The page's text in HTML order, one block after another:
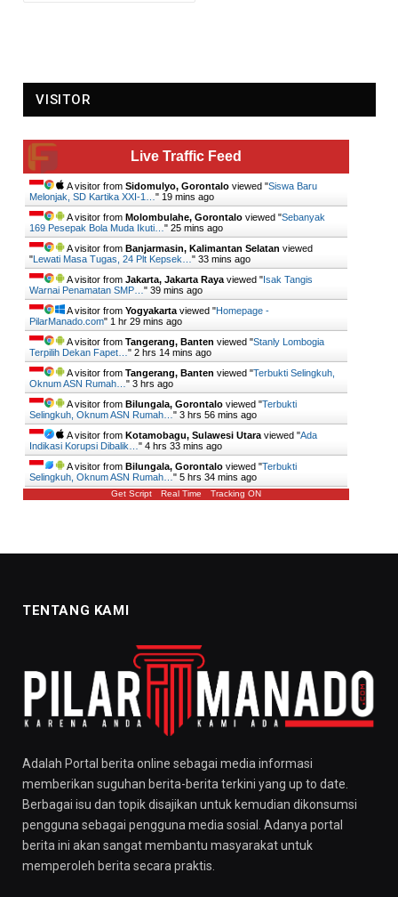
VISITOR
Live Traffic Feed
A visitor from Sidomulyo, Gorontalo viewed "Siswa Baru
Melonjak, SD Kartika XXI-1… " 19 mins ago
A visitor from Molombulahe, Gorontalo viewed "Sebanyak
169 Pesepak Bola Muda Ikuti… " 25 mins ago
A visitor from Banjarmasin, Kalimantan Selatan viewed
"Lewati Masa Tugas, 24 Plt Kepsek… " 33 mins ago
A visitor from Jakarta, Jakarta Raya viewed "Isak Tangis
Warnai Penamatan SMP… " 40 mins ago
A visitor from Yogyakarta viewed "Homepage -
PilarManado.com" 1 hr 29 mins ago
A visitor from Tangerang, Banten viewed "Stanly Lombogia
Terpilih Dekan Fapet… " 2 hrs 14 mins ago
A visitor from Tangerang, Banten viewed "Terbukti Selingkuh,
Oknum ASN Rumah… " 3 hrs ago
A visitor from Bilungala, Gorontalo viewed "Terbukti
Selingkuh, Oknum ASN Rumah… " 3 hrs 56 mins ago
A visitor from Kotamobagu, Sulawesi Utara viewed "Ada
Indikasi Korupsi Dibalik… " 4 hrs 33 mins ago
A visitor from Bilungala, Gorontalo viewed "Terbukti
Selingkuh, Oknum ASN Rumah… " 5 hrs 34 mins ago
Get Script Real Time Tracking ON
TENTANG KAMI
Adalah Portal berita online sebagai media informasi
memberikan suguhan berita-berita terkini yang up to date.
Berbagai isu dan topik disajikan untuk kemudian dikonsumsi
pengguna sebagai pengguna media sosial. Adanya portal
berita ini akan sangat membantu masyarakat untuk
memperoleh berita secara praktis.